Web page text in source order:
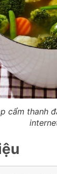
cẩm thanh